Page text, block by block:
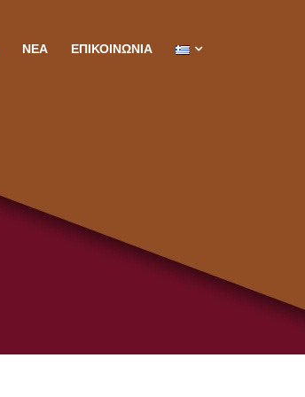
ΝΈΑ ΕΠΙΚΟΙΝΩΝΊΑ